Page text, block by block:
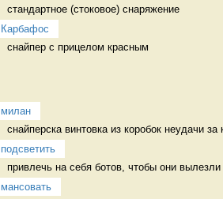
стандартное (стоковое) снаряжение
Карбафос
снайпер с прицелом красным
милан
снайперска винтовка из коробок неудачи за
подсветить
привлечь на себя ботов, чтобы они вылезли
мансовать